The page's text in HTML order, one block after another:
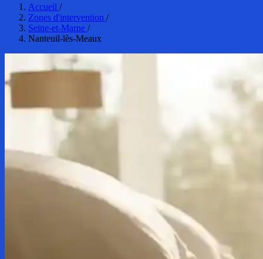
Accueil /
Zones d'intervention /
Seine-et-Marne /
Nanteuil-lès-Meaux